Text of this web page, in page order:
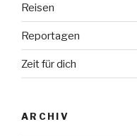
Reisen
Reportagen
Zeit für dich
ARCHIV